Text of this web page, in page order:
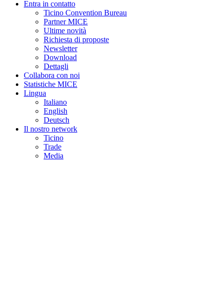
Entra in contatto
Ticino Convention Bureau
Partner MICE
Ultime novità
Richiesta di proposte
Newsletter
Download
Dettagli
Collabora con noi
Statistiche MICE
Lingua
Italiano
English
Deutsch
Il nostro network
Ticino
Trade
Media